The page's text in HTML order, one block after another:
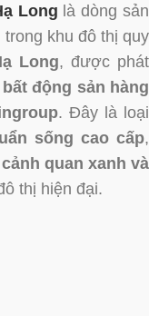
Long là dòng sản
khu đô thị quy
Long, được phát
động sản hàng
. Đây là loại
sống cao cấp,
quan xanh và
thị hiện đại.